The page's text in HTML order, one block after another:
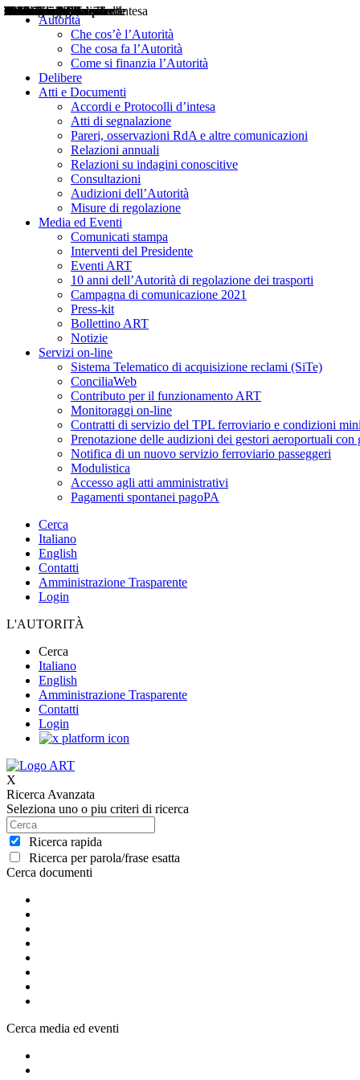
Autorità
Che cos’è l’Autorità
Che cosa fa l’Autorità
Come si finanzia l’Autorità
Delibere
Atti e Documenti
Accordi e Protocolli d’intesa
Atti di segnalazione
Pareri, osservazioni RdA e altre comunicazioni
Relazioni annuali
Relazioni su indagini conoscitive
Consultazioni
Audizioni dell’Autorità
Misure di regolazione
Media ed Eventi
Comunicati stampa
Interventi del Presidente
Eventi ART
10 anni dell’Autorità di regolazione dei trasporti
Campagna di comunicazione 2021
Press-kit
Bollettino ART
Notizie
Servizi on-line
Sistema Telematico di acquisizione reclami (SiTe)
ConciliaWeb
Contributo per il funzionamento ART
Monitoraggi on-line
Contratti di servizio del TPL ferroviario e condizioni
Prenotazione delle audizioni dei gestori aeroportuali con
Notifica di un nuovo servizio ferroviario passeggeri
Modulistica
Accesso agli atti amministrativi
Pagamenti spontanei pagoPA
Cerca
Italiano
English
Contatti
Amministrazione Trasparente
Login
L'AUTORITÀ
Cerca
Italiano
English
Amministrazione Trasparente
Contatti
Login
X
Ricerca Avanzata
Seleziona uno o piu criteri di ricerca
Ricerca rapida
Ricerca per parola/frase esatta
Cerca documenti
Delibere
Pareri
Consultazioni
Audizioni
Atti di Segnalazione
Accordi e Protocolli d'Intesa
Relazioni annuali
Misure di regolazione
Cerca media ed eventi
Notizie
Comunicati Stampa
Bollettini ART
Convegni ART
Interviste del Presidente
Articoli in primo piano
Interventi del Presidente
2004
2005
2010
2013
2014
2015
2016
2017
2018
2019
202
2020
2021
2022
2023
2024
2025
2026
Aereo
Marittimo
Terrestre